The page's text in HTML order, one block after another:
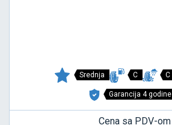
Srednja C C
Garancija 4 godine
Cena sa PDV-om